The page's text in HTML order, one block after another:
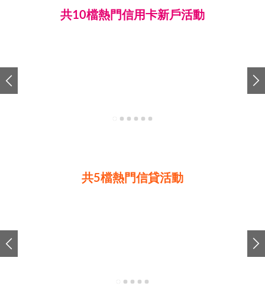
共10檔熱門信用卡新戶活動
共5檔熱門信貸活動